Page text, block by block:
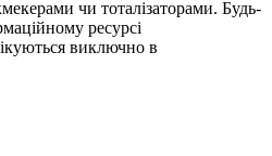
чи тоталізаторами. Будь-
ресурсі
виключно в